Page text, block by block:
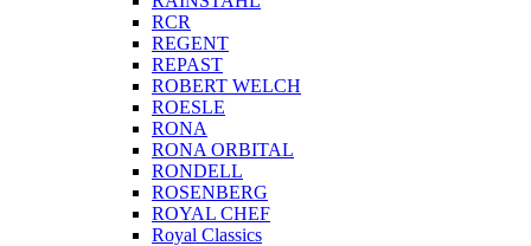
RCR
REGENT
REPAST
ROBERT WELCH
ROESLE
RONA
RONA ORBITAL
RONDELL
ROSENBERG
ROYAL CHEF
Royal Classics